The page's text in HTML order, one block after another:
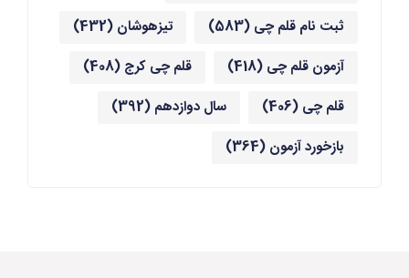
ثبت نام قلم چی (583) تیزهوشان(432)
آزمون قلم چی (418) قلم چی کرج (408)
قلم چی (406) سال دوازدهم(392)
بازخورد آزمون(364)